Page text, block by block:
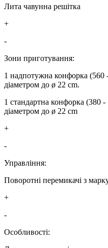
Лита чавунна решітка
+
-
Зони приготування:
1 надпотужна конфорка (560
діаметром до ø 22 cm.
1 стандартна конфорка (380 -
діаметром до ø 22 cm
+
-
Управління:
Поворотні перемикачі з
+
-
Особливості: